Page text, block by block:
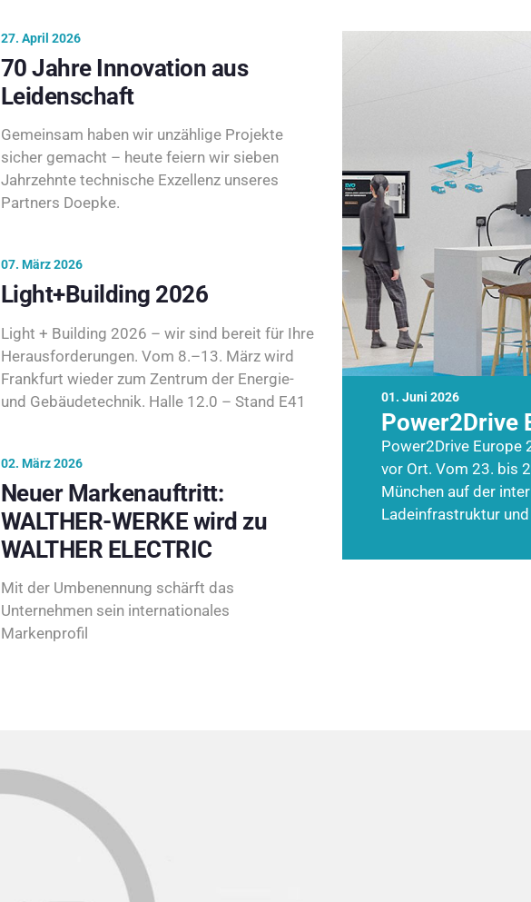
01. Juni 2026
Power2Drive
Power2Drive Europe
vor Ort. Vom 23. bis
München auf der
Ladeinfrastruktur
27. April 2026
70 Jahre Innovation aus
Leidenschaft
Gemeinsam haben wir unzählige Projekte
sicher gemacht – heute feiern wir sieben
Jahrzehnte technische Exzellenz unseres
Partners Doepke.
07. März 2026
Light+Building 2026
Light + Building 2026 – wir sind bereit für Ihre
Herausforderungen. Vom 8.–13. März wird
Frankfurt wieder zum Zentrum der Energie-
und Gebäudetechnik. Halle 12.0 – Stand E41
02. März 2026
Neuer Markenauftritt:
WALTHER-WERKE wird zu
WALTHER ELECTRIC
Mit der Umbenennung schärft das
Unternehmen sein internationales
Markenprofil